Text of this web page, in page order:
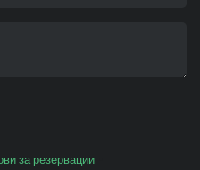
за резервации